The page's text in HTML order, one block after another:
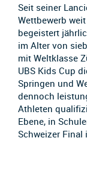
Seit seiner
Wettbewerb
begeistert
im Alter von
mit Weltklasse
UBS Kids Cup
Springen und
dennoch
Athleten
Ebene, in
Schweizer Final